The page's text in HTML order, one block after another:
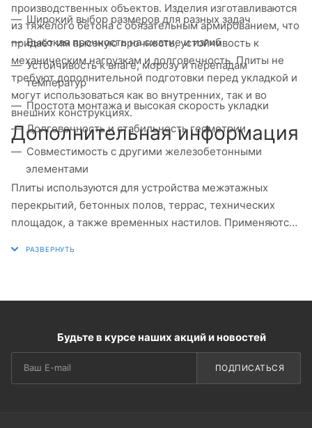
производственных объектов. Изделия изготавливаются
из тяжёлого бетона с обязательным армированием, что
придаёт им высокую прочность, устойчивость к
механическим нагрузкам и долговечность. Плиты не
требуют дополнительной подготовки перед укладкой и
могут использоваться как во внутренних, так и во
внешних конструкциях.
Широкий выбор размеров для разных задач
Высокая прочность на сжатие и изгиб
Устойчивость к влаге, морозу и перепадам
температур
Простота монтажа и высокая скорость укладки
Долговечность и стабильность геометрии
Совместимость с другими железобетонными
элементами
Дополнительная информация
Плиты используются для устройства межэтажных
перекрытий, бетонных полов, террас, технических
площадок, а также временных настилов. Применяются
изделия даже при значительных нагрузках. Возможна
укладка плит на песчаную подушку или подготовленное
Будьте в курсе наших акций и новостей
ПОДПИСАТЬСЯ